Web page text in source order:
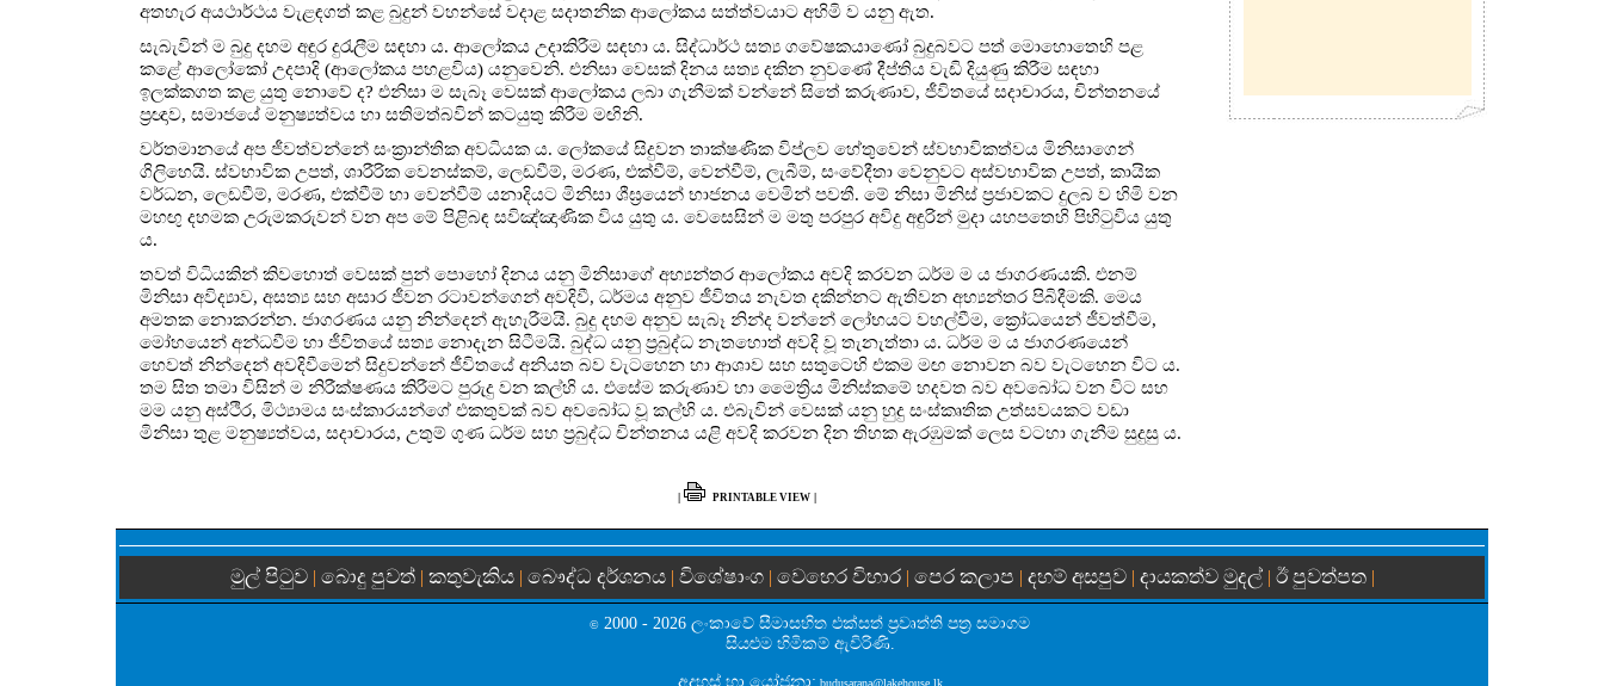
අතහැර අයථාර්ථය වැළඳගත් කළ බුදුන් වහන්සේ වදාළ සදාතනික ආලෝකය සත්ත්වයාට අහිමි ව යනු ඇත.
සැබැවින් ම බුදු දහම අඳුර දුරැලීම සඳහා ය. ආලෝකය උදාකිරීම සඳහා ය. සිද්ධාර්ථ සත්‍ය ගවේෂකයාණෝ බුදුබවට පත් මොහොතෙහි පළ
කළේ ආලෝකෝ උදපාදි (ආලෝකය පහළවිය) යනුවෙනි. එනිසා වෙසක් දිනය සත්‍ය දකින නුවණේ දීප්තිය වැඩි දියුණු කිරීම සඳහා
ඉලක්කගත කළ යුතු නොවේ ද? එනිසා ම සැබෑ වෙසක් ආලෝකය ලබා ගැනීමක් වන්නේ සිතේ කරුණාව, ජීවිතයේ සදාචාරය, චින්තනයේ
ප්‍රඥාව, සමාජයේ මනුෂ්‍යත්වය හා සතිමත්බවින් කටයුතු කිරීම මඟිනි.
වර්තමානයේ අප ජීවත්වන්නේ සංක්‍රාන්තික අවධියක ය. ලෝකයේ සිදුවන තාක්ෂණික විප්ලව හේතුවෙන් ස්වභාවිකත්වය මිනිසාගෙන්
ගිලිහෙයි. ස්වභාවික උපත්, ශාරීරික වෙනස්කම්, ලෙඩවීම්, මරණ, එක්වීම්, වෙන්වීම්, ලැබීම්, සංවේදීතා වෙනුවට අස්වභාවික උපත්, කායික
වර්ධන, ලෙඩවීම්, මරණ, එක්වීම් හා වෙන්වීම් යනාදියට මිනිසා ශීඝ්‍රයෙන් භාජනය වෙමින් පවතී. මේ නිසා මිනිස් ප්‍රජාවකට දුලබ ව හිමි වන
මහඟු දහමක උරුමකරුවන් වන අප මේ පිළිබඳ සවිඤ්ඤාණික විය යුතු ය. වෙසෙසින් ම මතු පරපුර අවිදු අඳුරින් මුදා යහපතෙහි පිහිටුවිය යුතු
ය.
තවත් විධියකින් කිවහොත් වෙසක් පුන් පොහෝ දිනය යනු මිනිසාගේ අභ්‍යන්තර ආලෝකය අවදි කරවන ධර්ම ම ය ජාගරණයකි. එනම්
මිනිසා අවිද්‍යාව, අසත්‍ය සහ අසාර ජීවන රටාවන්ගෙන් අවදිවී, ධර්මය අනුව ජීවිතය නැවත දකින්නට ඇතිවන අභ්‍යන්තර පිබිදීමකි. මෙය
අමතක නොකරන්න. ජාගරණය යනු නින්දෙන් ඇහැරීමයි. බුදු දහම අනුව සැබෑ නින්ද වන්නේ ලෝභයට වහල්වීම, ක්‍රෝධයෙන් ජීවත්වීම,
මෝහයෙන් අන්ධවීම හා ජීවිතයේ සත්‍ය නොදැන සිටීමයි. බුද්ධ යනු ප්‍රබුද්ධ නැතහොත් අවදි වූ තැනැත්තා ය. ධර්ම ම ය ජාගරණයෙන්
හෙවත් නින්දෙන් අවදිවීමෙන් සිදුවන්නේ ජීවිතයේ අනියත බව වැටහෙන හා ආශාව සහ සතුටෙහි එකම මඟ නොවන බව වැටහෙන විට ය.
තම සිත තමා විසින් ම නිරීක්ෂණය කිරීමට පුරුදු වන කල්හි ය. එසේම කරුණාව හා මෛත්‍රිය මිනිස්කමේ හදවත බව අවබෝධ වන විට සහ
මම යනු අස්ථිර, මිථ්‍යාමය සංස්කාරයන්ගේ එකතුවක් බව අවබෝධ වූ කල්හි ය. එබැවින් වෙසක් යනු හුදු සංස්කෘතික උත්සවයකට වඩා
මිනිසා තුළ මනුෂ්‍යත්වය, සදාචාරය, උතුම් ගුණ ධර්ම සහ ප්‍රබුද්ධ චින්තනය යළි අවදි කරවන දින තිහක ඇරඹුමක් ලෙස වටහා ගැනීම සුදුසු ය.
| PRINTABLE VIEW |
මුල් පිටුව | බොදු පුවත්| කතුවැකිය| බෞද්ධ දර්ශනය| විශේෂාංග| වෙහෙර විහාර| පෙර කලාප | දහම් අසපුව| දායකත්ව මුදල්| ඊ පුවත්පත|
© 2000 - 2026 ලංකාවේ සීමාසහිත එක්සත් ප‍්‍රවෘත්ති පත්‍ර සමාගම
සියළුම හිමිකම් ඇවිරිණි.
අදහස් හා යෝජනා: budusarana@lakehouse.lk